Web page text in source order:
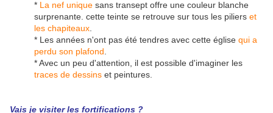
* La nef unique sans transept offre une couleur blanche
surprenante. cette teinte se retrouve sur tous les piliers et
les chapiteaux
* Les années n'ont pas été tendres avec cette église qui a
perdu son plafond
* Avec un peu d'attention, il est possible d'imaginer les
traces de dessins et peintures.
Vais je visiter les fortifications ?